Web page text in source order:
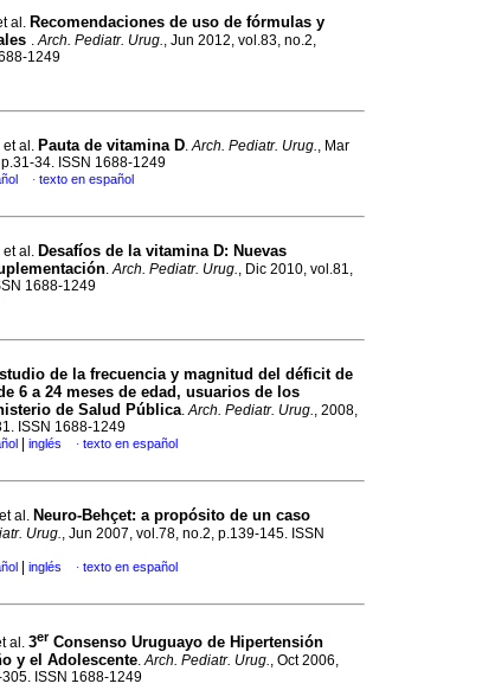
al. Recomendaciones de uso de fórmulas y
.Arch. Pediatr. Urug., Jun 2012, vol.83, no.2,
1249
et al. Pauta de vitamina D.Arch. Pediatr. Urug., Mar
34. ISSN 1688-1249
· texto en español
et al. Desafíos de la vitamina D: Nuevas
.Arch. Pediatr. Urug., Dic 2010, vol.81,
1688-1249
de la frecuencia y magnitud del déficit de
6 a 24 meses de edad, usuarios de los
de Salud Pública.Arch. Pediatr. Urug., 2008,
ISSN 1688-1249
inglés · texto en español
al. Neuro-Behçet: a propósito de un caso
Urug., Jun 2007, vol.78, no.2, p.139-145. ISSN
inglés · texto en español
al. 3er Consenso Uruguayo de Hipertensión
y el Adolescente.Arch. Pediatr. Urug., Oct 2006,
ISSN 1688-1249